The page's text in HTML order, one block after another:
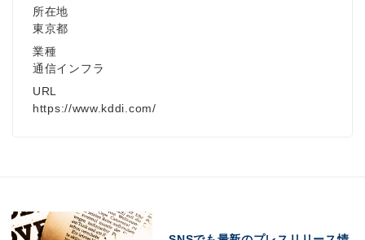
所在地
東京都
業種
通信インフラ
URL
https://www.kddi.com/